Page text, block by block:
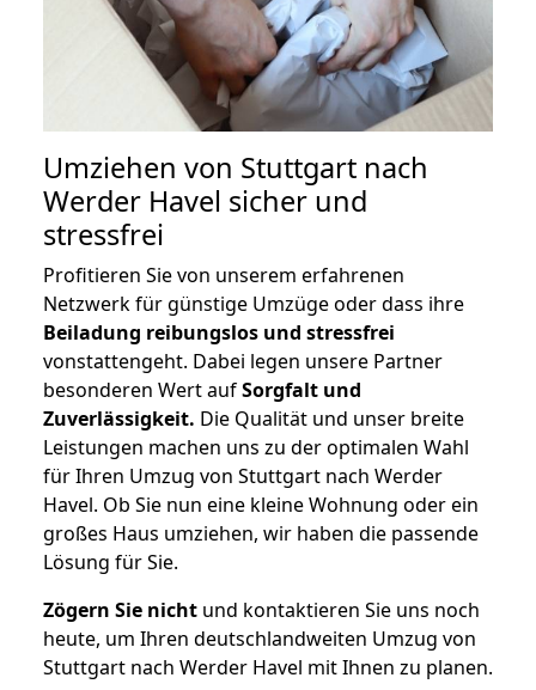
Umziehen von Stuttgart nach
Werder Havel sicher und
stressfrei
Profitieren Sie von unserem erfahrenen
Netzwerk für günstige Umzüge oder dass ihre
Beiladung reibungslos und stressfrei
vonstattengeht. Dabei legen unsere Partner
besonderen Wert aufSorgfalt und
Zuverlässigkeit. Die Qualität und unser breite
Leistungen machen uns zu der optimalen Wahl
für Ihren Umzug von Stuttgart nach Werder
Havel. Ob Sie nun eine kleine Wohnung oder ein
großes Haus umziehen, wir haben die passende
Lösung für Sie.
Zögern Sie nicht und kontaktieren Sie uns noch
heute, um Ihren deutschlandweiten Umzug von
Stuttgart nach Werder Havel mit Ihnen zu planen.